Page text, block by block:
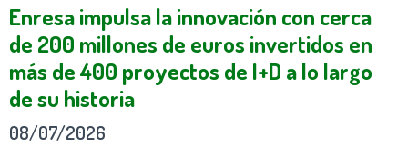
Enresa impulsa la innovación con cerca
de 200 millones de euros invertidos en
más de 400 proyectos de I+D a lo largo
de su historia
08/07/2026